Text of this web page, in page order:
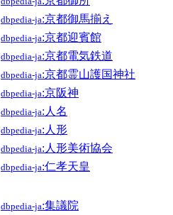
dbpedia-ja:京都御馬揃え
dbpedia-ja:京都迎賓館
dbpedia-ja:京都電気鉄道
dbpedia-ja:京都霊山護国神社
dbpedia-ja:京阪神
dbpedia-ja:人名
dbpedia-ja:人形
dbpedia-ja:人形美術協会
dbpedia-ja:仁孝天皇
dbpedia-ja:集議院